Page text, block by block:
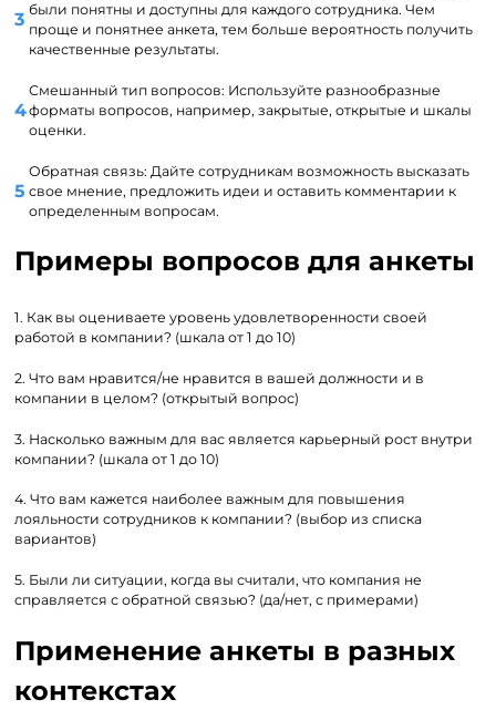
были понятны и доступны для каждого сотрудника. Чем
проще и понятнее анкета, тем больше вероятность получить
качественные результаты.
Смешанный тип вопросов: Используйте разнообразные
форматы вопросов, например, закрытые, открытые и шкалы
оценки.
Обратная связь: Дайте сотрудникам возможность высказать
свое мнение, предложить идеи и оставить комментарии к
определенным вопросам.
Примеры вопросов для анкеты
1. Как вы оцениваете уровень удовлетворенности своей
работой в компании? (шкала от 1 до 10)
2. Что вам нравится/не нравится в вашей должности и в
компании в целом? (открытый вопрос)
3. Насколько важным для вас является карьерный рост внутри
компании? (шкала от 1 до 10)
4. Что вам кажется наиболее важным для повышения
лояльности сотрудников к компании? (выбор из списка
вариантов)
5. Были ли ситуации, когда вы считали, что компания не
справляется с обратной связью? (да/нет, с примерами)
Применение анкеты в разных
контекстах